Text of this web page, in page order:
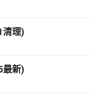
清理)
最新)